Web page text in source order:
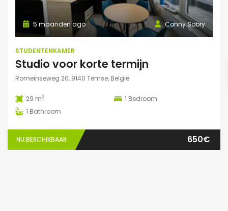
Conny Sobry
5 maanden ago
STUDENTENKAMER
Studio voor korte termijn
Romeinseweg 20, 9140 Temse, België
29 m2 1 Bedroom
1 Bathroom
NU BESCHIKBAAR 650€